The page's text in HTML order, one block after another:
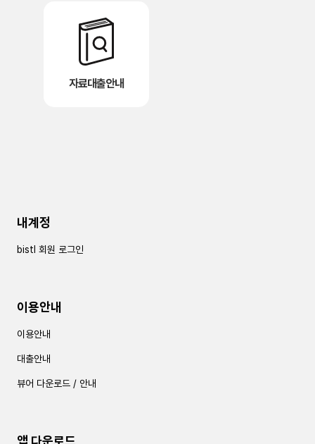
자료대출안내
내계정
bistl 회원 로그인
이용안내
이용안내
대출안내
뷰어 다운로드 / 안내
앱 다운로드